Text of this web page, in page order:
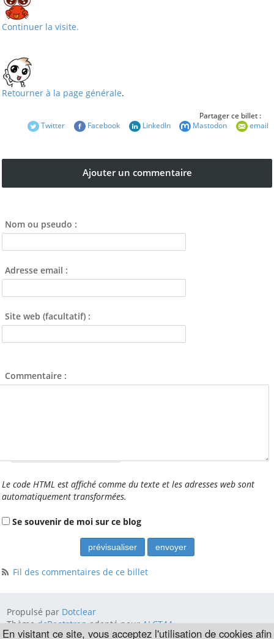
Continuer la visite.
Retourner à la page générale.
Partager ce billet :
Twitter
Facebook LinkedIn Mastodon email
Ajouter un commentaire
Nom ou pseudo :
Adresse email :
Site web (facultatif) :
Commentaire :
Le code HTML est affiché comme du texte et les adresses web sont
automatiquement transformées.
Se souvenir de moi sur ce blog
Fil des commentaires de ce billet
Propulsé par Dotclear
Thème dcBootstrap adapté pour ALCT44
Informations légales :Mentions légales
En visitant ce site, vous acceptez l'utilisation de cookies afin